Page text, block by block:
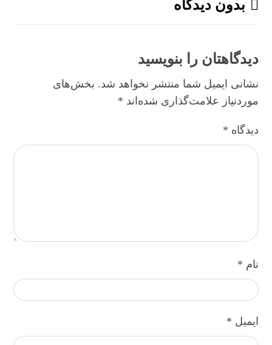
بدون دیدگاه
دیدگاهتان را بنویسید
نشانی ایمیل شما منتشر نخواهد شد. بخش‌های
موردنیاز علامت‌گذاری شده‌اند *
دیدگاه *
نام *
ایمیل *